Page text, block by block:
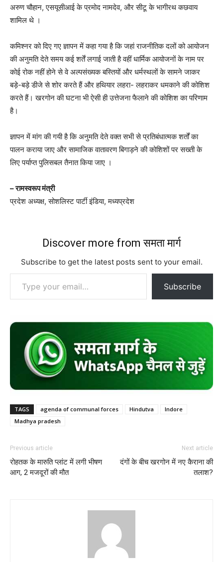
अरुण चौहान, एसयूसीआई के प्रमोद नामदेव, और सीटू के भागीरथ कछवाय
शामिल थे ।
कमिश्नर को दिए गए ज्ञापन में कहा गया है कि जहां राजनीतिक दलों को आयोजन
की अनुमति देते समय कई शर्तें लगाई जाती है वहीं धार्मिक आयोजनों के नाम पर
कोई रोक नहीं होने से वे अल्पसंख्यक बस्तियों और धर्मस्थलों के सामने जाकर
बड़े-बड़े डीजे से शोर करते हैं और हथियार लहरा- लहराकर धमकाने की कोशिश
करते हैं। खरगोन की घटना भी ऐसी ही उत्तेजना फैलाने की कोशिश का परिणाम
है।
ज्ञापन में मांग की गयी है कि अनुमति देते वक्त सभी से प्रतिबंधात्मक शर्तों का
पालन कराया जाए और सामाजिक वातावरण बिगाड़ने की कोशिशों पर सख्ती के
लिए पर्याप्त पुलिसबल तैनात किया जाए ।
– रामस्वरूप मंत्री
प्रदेश अध्यक्ष, सोशलिस्ट पार्टी इंडिया, मध्यप्रदेश
Discover more from समता मार्ग
Subscribe to get the latest posts sent to your email.
Type your email…
Subscribe
TAGS agenda of communal forces Hindutva
Indore
Madhya pradesh
Previous article
रोहतक के मारुति प्लांट में लगी भीषण
आग, 2 मजदूरों की मौत
Next article
दंगों के बीच खरगोन में नए कैराना की
तलाश?